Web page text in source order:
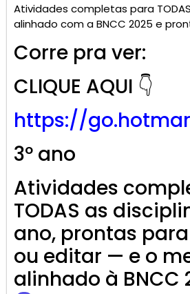
Atividades completas para
alinhado com a BNCC 2025 e
Corre pra ver:
CLIQUE AQUI 👇
https://go.
3º ano
Atividades
TODAS as
ano, prontas
ou editar — e o
alinhado à BNCC